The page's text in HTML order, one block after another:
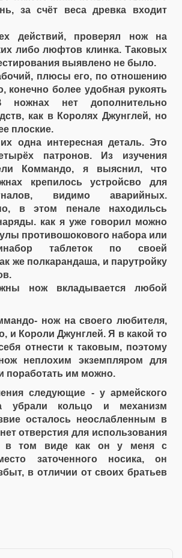
за счёт веса древка входит
действий, проверял нож на
либо люфтов клинка. Таковых
выявлено не было.
плюсы его, по отношению
конечно более удобная рукоять
нет дополнительно
как в Королях Джунглей, но
плоские.
одна интересная деталь. Это
патронов. Из изучения
Коммандо, я выяснил, что
крепилось устройсво для
видимо аварийных.
в этом пенале находильсь
как я уже говорил можно
противошокового набора или
таблеток по своей
же полкарандаша, и парутройку
нож вкладывается любой
нож на своего любителя,
и Короли Джунглей. Я в какой то
отнести к таковым, поэтому
неплохим экземпляром для
поработать им можно.
следующие - у армейского
кольцо и механизм
осталось неослабленным в
отверстия для использования
в том виде как он у меня с
заточенного носика, он
в отличии от своих братьев